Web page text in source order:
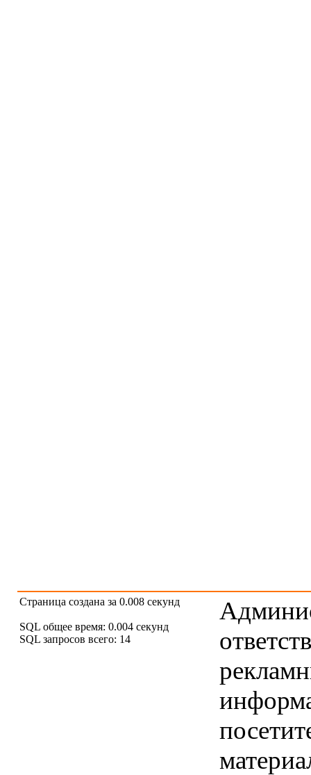
Страница создана за 0.008 секунд
SQL общее время: 0.004 секунд
SQL запросов всего: 14